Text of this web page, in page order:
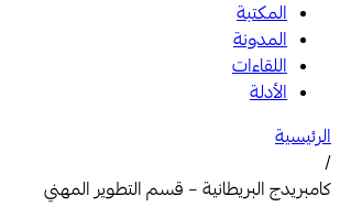
المكتبة
المدونة
اللقاءات
الأدلة
الرئيسية
/
كامبريدج البريطانية – قسم التطوير المهني